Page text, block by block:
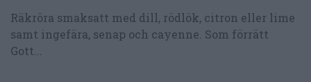
Räkröra smaksatt med dill, rödlök, citron eller lime
samt ingefära, senap och cayenne. Som förrätt
Gott...